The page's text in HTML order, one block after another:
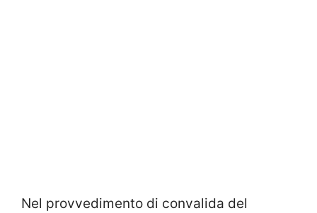
Nel provvedimento di convalida del